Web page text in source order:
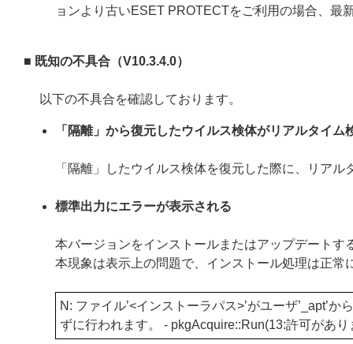
ョンより古いESET PROTECTをご利用の場合、最
■ 既知の不具合（V10.3.4.0）
以下の不具合を確認しております。
「隔離」から復元したウイルス検体がリアルタイ
「隔離」したウイルス検体を復元した際に、リア
標準出力にエラーが表示される
本バージョンをインストールまたはアップデート
本現象は表示上の問題で、インストール処理は正常
N: ファイル’<インストーラパス>’がユーザ’_apt’
ずに行われます。 - pkgAcquire::Run(13:許可があり